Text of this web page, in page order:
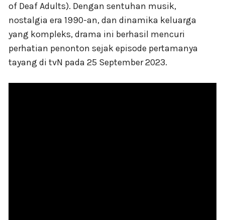
of Deaf Adults). Dengan sentuhan musik,
nostalgia era 1990-an, dan dinamika keluarga
yang kompleks, drama ini berhasil mencuri
perhatian penonton sejak episode pertamanya
tayang di tvN pada 25 September 2023.